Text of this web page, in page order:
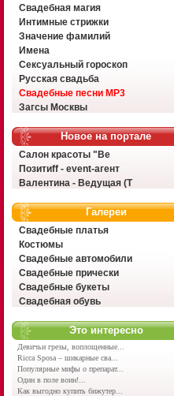
Свадебная магия
Интимные стрижки
Значение фамилий
Имена
Сексуальный гороскоп
Русская свадьба
Свадебные песни MP3
Загсы Москвы
Новое на портале
Салон красоты "Ве
Позитиff - event-агент
Валентина - Ведущая (Т
Галереи
Свадебные платья
Костюмы
Свадебные автомобили
Свадебные прически
Свадебные букеты
Свадебная обувь
Это интересно
Девичьи грезы, воплощенные...
Ricca Sposa – шикарные сва...
Популярные мифы о препарат...
Один в поле воин!...
Как выгодно купить бижутер...